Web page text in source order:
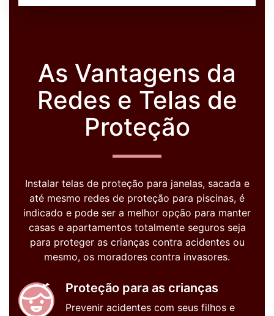
As Vantagens da
Redes e Telas de
Proteção
Instalar telas de proteção para janelas, sacada e
até mesmo redes de proteção para piscinas, é
indicado e pode ser a melhor opção para manter
casas e apartamentos totalmente seguros seja
para proteger as crianças contra acidentes ou
mesmo, os moradores contra invasores.
Proteção para as crianças
Prevenir acidentes com seus filhos e